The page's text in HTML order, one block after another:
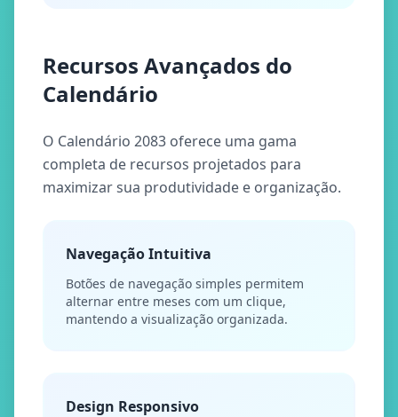
Recursos Avançados do
Calendário
O Calendário 2083 oferece uma gama
completa de recursos projetados para
maximizar sua produtividade e organização.
Navegação Intuitiva
Botões de navegação simples permitem
alternar entre meses com um clique,
mantendo a visualização organizada.
Design Responsivo